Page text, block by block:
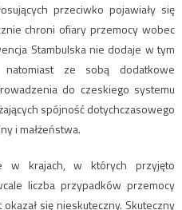
przeciwko pojawiały się
chroni ofiary przemocy wobec
Stambulska nie dodaje w tym
ze sobą dodatkowe
do czeskiego systemu
spójność dotychczasowego
i małżeństwa.
w krajach, w których przyjęto
liczba przypadków przemocy
się nieskuteczny. Skuteczny